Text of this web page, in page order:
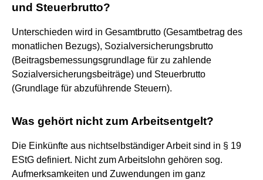
und Steuerbrutto?
Unterschieden wird in Gesamtbrutto (Gesamtbetrag des
monatlichen Bezugs), Sozialversicherungsbrutto
(Beitragsbemessungsgrundlage für zu zahlende
Sozialversicherungsbeiträge) und Steuerbrutto
(Grundlage für abzuführende Steuern).
Was gehört nicht zum Arbeitsentgelt?
Die Einkünfte aus nichtselbständiger Arbeit sind in § 19
EStG definiert. Nicht zum Arbeitslohn gehören sog.
Aufmerksamkeiten und Zuwendungen im ganz